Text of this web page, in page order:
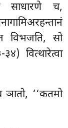
साधारणे च,
विभजति, सो
वित्थारेत्वा
च ञातो, ‘‘कतमो